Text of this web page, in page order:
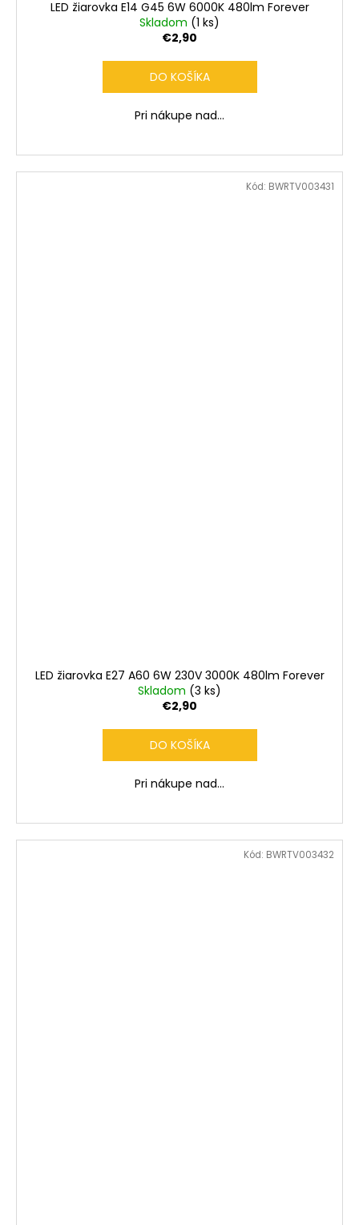
LED žiarovka E14 G45 6W 6000K 480lm Forever
Skladom (1 ks)
€2,90
DO KOŠÍKA
Pri nákupe nad...
LED žiarovka E27 A60 6W 230V 3000K 480lm Forever
Skladom (3 ks)
€2,90
DO KOŠÍKA
Pri nákupe nad...
Kód: BWRTV003431
Kód: BWRTV003432